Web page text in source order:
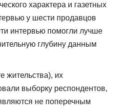
характера и газетных
у шести про­давцов
интервью помогли лучше
глубину дан­ным
жительства), их
выборку респондентов,
не поперечным